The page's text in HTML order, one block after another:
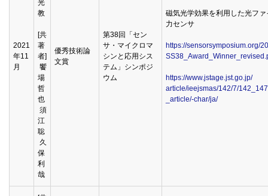
2021
年11
月
光
教
[共
著
者]
饗
場
哲
也
須
江
聡
久
保
利
哉
優秀技術論
文賞
第38回「セン
サ・マイクロマ
シンと応用シス
テム」シンポジ
ウム
磁気光学効果を利用した光ファ
力センサ
https://sensorsymposium.org/
https://www.jstage.jst.go.jp/
article/ieejsmas/142/7/
_article/-char/ja/